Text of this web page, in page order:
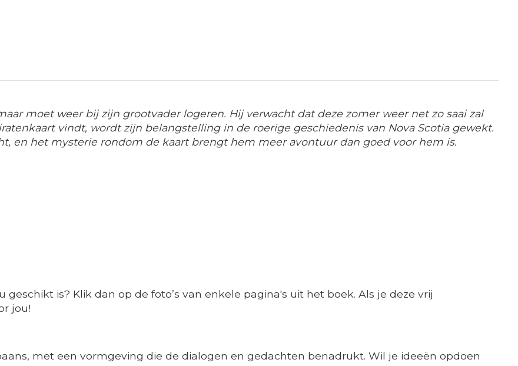
moet weer bij zijn grootvader logeren. Hij verwacht dat deze zomer weer net zo saai zal
vindt, wordt zijn belangstelling in de roerige geschiedenis van Nova Scotia gewekt.
en het mysterie rondom de kaart brengt hem meer avontuur dan goed voor hem is.
is? Klik dan op de foto’s van enkele pagina's uit het boek. Als je deze vrij
jou!
met een vormgeving die de dialogen en gedachten benadrukt. Wil je ideeën opdoen